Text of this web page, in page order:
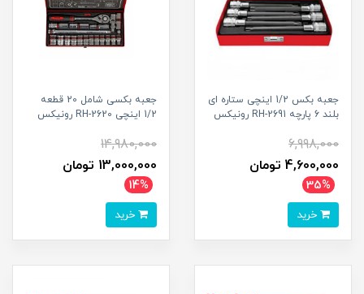
جعبه بکس 1/2 اینچی ستاره ای
بلند 6 پارچه RH-2691 رونیکس
6,998,000
4,600,000 تومان
35%
جعبه بکسی شامل 20 قطعه
1/2 اینچی RH-2620 رونیکس
14,980,000
13,000,000 تومان
14%